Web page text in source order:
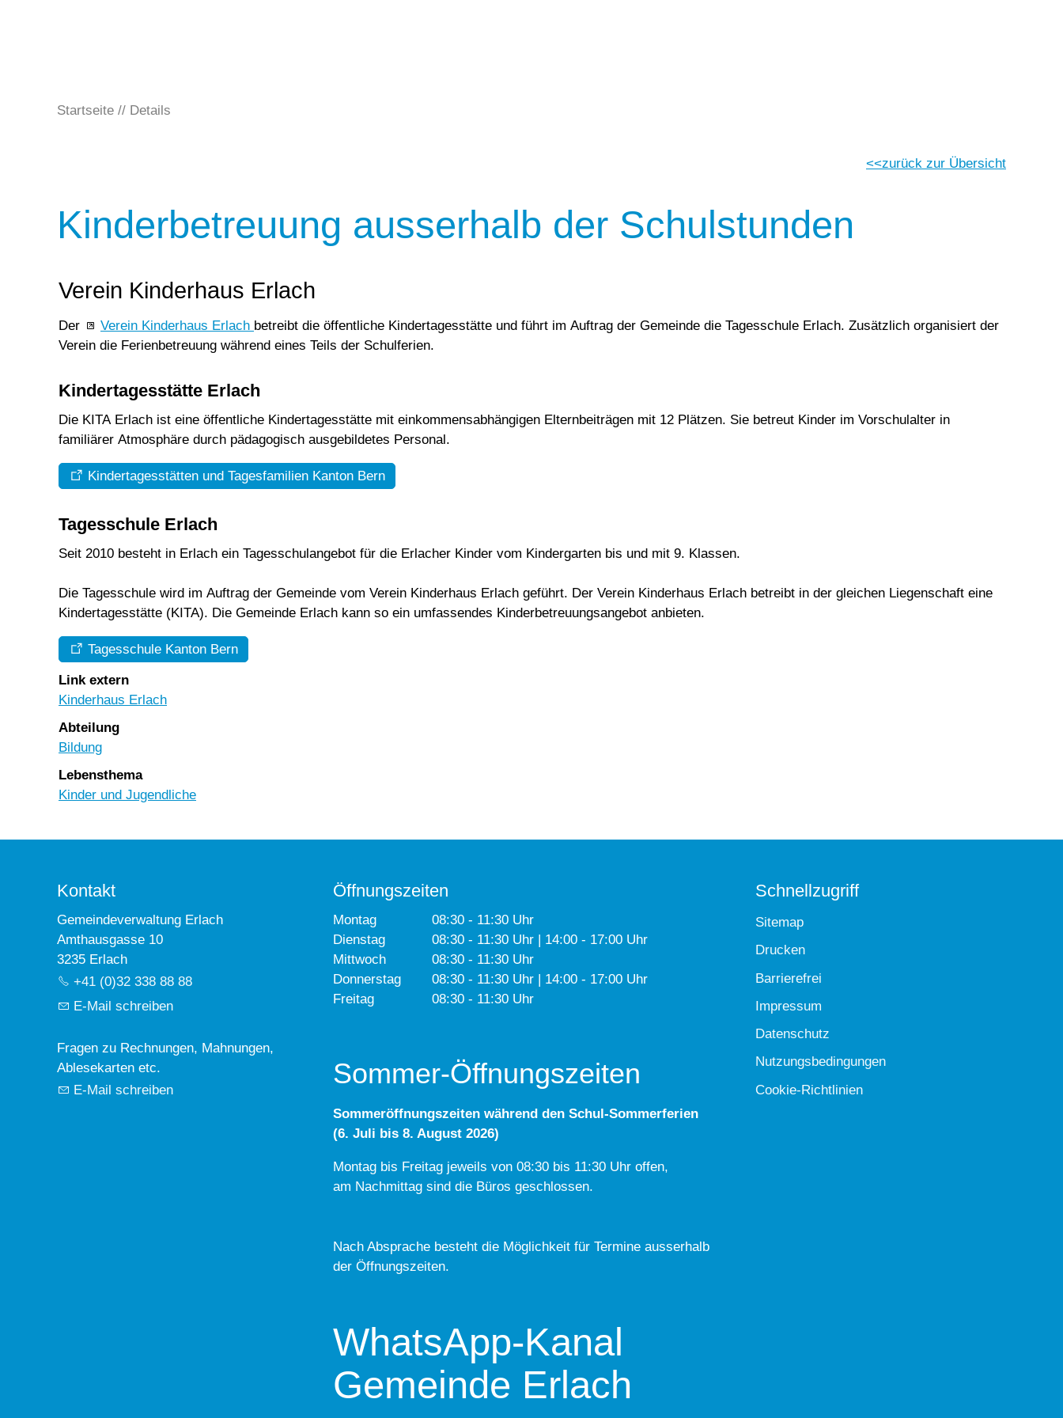
Startseite Details
zurück zur Übersicht
Kinderbetreuung ausserhalb der Schulstunden
Verein Kinderhaus Erlach
Der Verein Kinderhaus Erlach betreibt die öffentliche Kindertagesstätte und führt im Auftrag der Gemeinde die Tagesschule Erlach. Zusätzlich organisiert der
Verein die Ferienbetreuung während eines Teils der Schulferien.
Kindertagesstätte Erlach
Die KITA Erlach ist eine öffentliche Kindertagesstätte mit einkommensabhängigen Elternbeiträgen mit 12 Plätzen. Sie betreut Kinder im Vorschulalter in
familiärer Atmosphäre durch pädagogisch ausgebildetes Personal.
Kindertagesstätten und Tagesfamilien Kanton Bern
Tagesschule Erlach
Seit 2010 besteht in Erlach ein Tagesschulangebot für die Erlacher Kinder vom Kindergarten bis und mit 9. Klassen.
Die Tagesschule wird im Auftrag der Gemeinde vom Verein Kinderhaus Erlach geführt. Der Verein Kinderhaus Erlach betreibt in der gleichen Liegenschaft eine
Kindertagesstätte (KITA). Die Gemeinde Erlach kann so ein umfassendes Kinderbetreuungsangebot anbieten.
Tagesschule Kanton Bern
Link extern
Kinderhaus Erlach
Abteilung
Bildung
Lebensthema
Kinder und Jugendliche
Kontakt
Gemeindeverwaltung Erlach
Amthausgasse 10
3235 Erlach
+41 (0)32 338 88 88
E-Mail schreiben
Fragen zu Rechnungen, Mahnungen,
Ablesekarten etc.
E-Mail schreiben
Öffnungszeiten
Montag
Dienstag
Mittwoch
Donnerstag
Freitag
08:30 - 11:30 Uhr
08:30 - 11:30 Uhr | 14:00 - 17:00 Uhr
08:30 - 11:30 Uhr
08:30 - 11:30 Uhr | 14:00 - 17:00 Uhr
08:30 - 11:30 Uhr
Sommer-Öffnungszeiten
Sommeröffnungszeiten während den Schul-Sommerferien
(6. Juli bis 8. August 2026)
Montag bis Freitag jeweils von 08:30 bis 11:30 Uhr offen,
am Nachmittag sind die Büros geschlossen.
Nach Absprache besteht die Möglichkeit für Termine ausserhalb
der Öffnungszeiten.
WhatsApp-Kanal
Gemeinde Erlach
Schnellzugriff
Sitemap
Drucken
Barrierefrei
Impressum
Datenschutz
Nutzungsbedingungen
Cookie-Richtlinien